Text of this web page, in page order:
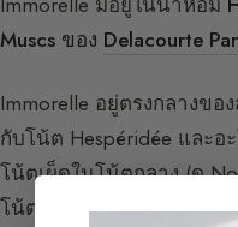
Muscs ของ Delacourte
Immorelle อยู่ตรงกลางข
กับโน้ต Hespéridée และ
โน้ตเผ็ดในโน้ตกลาง (ดู
โน้ตฐาน ( ดู Notes de fond